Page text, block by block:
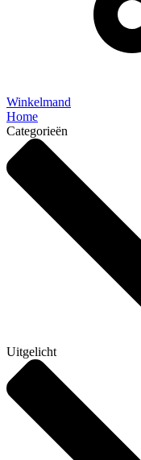
Winkelmand
Home
Categorieën
Uitgelicht